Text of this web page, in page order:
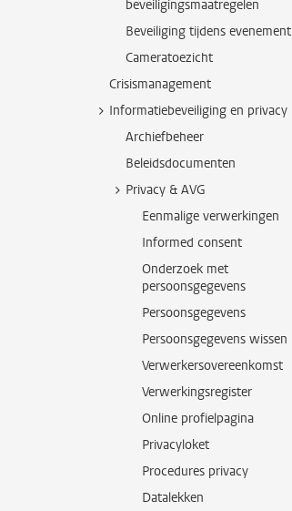
beveiligingsmaatregelen
Beveiliging tijdens evenement
Cameratoezicht
Crisismanagement
Informatiebeveiliging en privacy
Archiefbeheer
Beleidsdocumenten
Privacy & AVG
Eenmalige verwerkingen
Informed consent
Onderzoek met
persoonsgegevens
Persoonsgegevens
Persoonsgegevens wissen
Verwerkersovereenkomst
Verwerkingsregister
Online profielpagina
Privacyloket
Procedures privacy
Datalekken